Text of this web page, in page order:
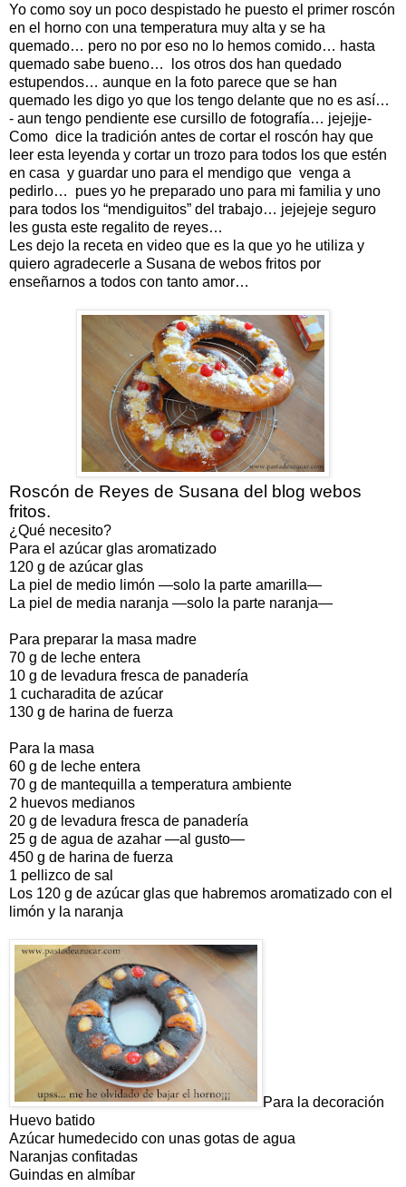
Yo como soy un poco despistado he puesto el primer roscón
en el horno con una temperatura muy alta y se ha
quemado… pero no por eso no lo hemos comido… hasta
quemado sabe bueno… los otros dos han quedado
estupendos… aunque en la foto parece que se han
quemado les digo yo que los tengo delante que no es así…
- aun tengo pendiente ese cursillo de fotografía… jejejje-
Como dice la tradición antes de cortar el roscón hay que
leer esta leyenda y cortar un trozo para todos los que estén
en casa y guardar uno para el mendigo que venga a
pedirlo… pues yo he preparado uno para mi familia y uno
para todos los “mendiguitos” del trabajo… jejejeje seguro
les gusta este regalito de reyes…
Les dejo la receta en video que es la que yo he utiliza y
quiero agradecerle a Susana de webos fritos por
enseñarnos a todos con tanto amor…
Roscón de Reyes de Susana del blog webos
fritos.
¿Qué necesito?
Para el azúcar glas aromatizado
120 g de azúcar glas
La piel de medio limón —solo la parte amarilla—
La piel de media naranja —solo la parte naranja—
Para preparar la masa madre
70 g de leche entera
10 g de levadura fresca de panadería
1 cucharadita de azúcar
130 g de harina de fuerza
Para la masa
60 g de leche entera
70 g de mantequilla a temperatura ambiente
2 huevos medianos
20 g de levadura fresca de panadería
25 g de agua de azahar —al gusto—
450 g de harina de fuerza
1 pellizco de sal
Los 120 g de azúcar glas que habremos aromatizado con el
limón y la naranja
Para la decoración
Huevo batido
Azúcar humedecido con unas gotas de agua
Naranjas confitadas
Guindas en almíbar